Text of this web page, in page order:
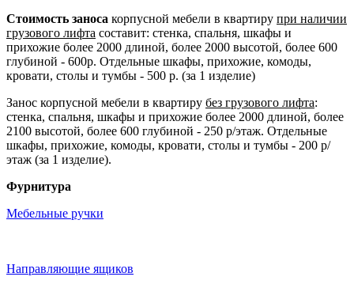
Стоимость заноса корпусной мебели в квартиру при наличии
грузового лифта составит: стенка, спальня, шкафы и
прихожие более 2000 длиной, более 2000 высотой, более 600
глубиной - 600р. Отдельные шкафы, прихожие, комоды,
кровати, столы и тумбы - 500 р. (за 1 изделие)
Занос корпусной мебели в квартиру без грузового лифта:
стенка, спальня, шкафы и прихожие более 2000 длиной, более
2100 высотой, более 600 глубиной - 250 р/этаж. Отдельные
шкафы, прихожие, комоды, кровати, столы и тумбы - 200 р/
этаж (за 1 изделие).
Фурнитура
Мебельные ручки
Направляющие ящиков